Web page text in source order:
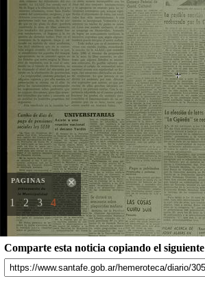
PAGINAS
1 2 3 4
Comparte esta noticia copiando el